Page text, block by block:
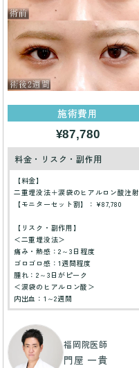
施術費用
¥87,780
料金・リスク・副作用
【料金】
二重埋没法＋涙袋のヒアルロン酸注射
【モニターセット割】：¥87,780
【リスク・副作用】
＜二重埋没法＞
痛み・熱感：2～3日程度
ゴロゴロ感：1週間程度
腫れ：2～3日がピーク
＜涙袋のヒアルロン酸＞
内出血：1～2週間
福岡院医師
門屋 一貴